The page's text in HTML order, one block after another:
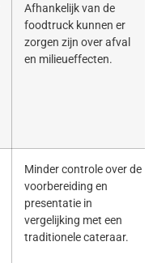
Afhankelijk van de
foodtruck kunnen er
zorgen zijn over afval
en milieueffecten.
Minder controle over de
voorbereiding en
presentatie in
vergelijking met een
traditionele cateraar.